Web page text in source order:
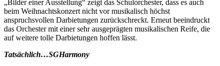
„Bilder einer Ausstellung“ zeigt das Schulorchester, dass es auch
beim Weihnachtskonzert nicht vor musikalisch höchst
anspruchsvollen Darbietungen zurückschreckt. Erneut beeindruckt
das Orchester mit einer sehr ausgeprägten musikalischen Reife, die
auf weitere tolle Darbietungen hoffen lässt.
Tatsächlich…SGHarmony